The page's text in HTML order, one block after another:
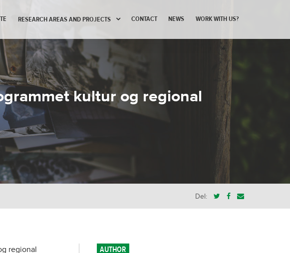
RESEARCH AREAS AND PROJECTS CONTACT NEWS WORK WITH US?
kultur og regional
Del:
regional
AUTHOR